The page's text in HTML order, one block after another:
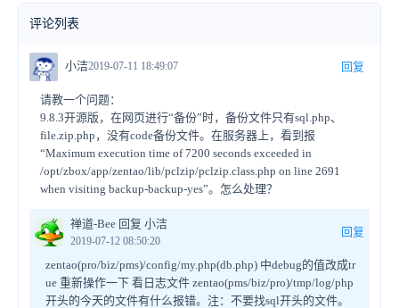
评论列表
小洁2019-07-11 18:49:07 回复
请教一个问题：
9.8.3开源版，在网页进行“备份”时，备份文件只有sql.php、
file.zip.php，没有code备份文件。在服务器上，看到报
“Maximum execution time of 7200 seconds exceeded in
/opt/zbox/app/zentao/lib/pclzip/pclzip.class.php on line 2691
when visiting backup-backup-yes”。怎么处理？
禅道-Bee 回复 小洁
2019-07-12 08:50:20
回复
zentao(pro/biz/pms)/config/my.php(db.php) 中debug的值改成tr
ue 重新操作一下 看日志文件 zentao(pms/biz/pro)/tmp/log/php
开头的今天的文件有什么报错。注：不要找sql开头的文件。